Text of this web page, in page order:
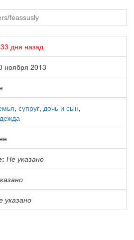
дня назад
ноября 2013
, супруг, дочь и сын,
Не указано
указано